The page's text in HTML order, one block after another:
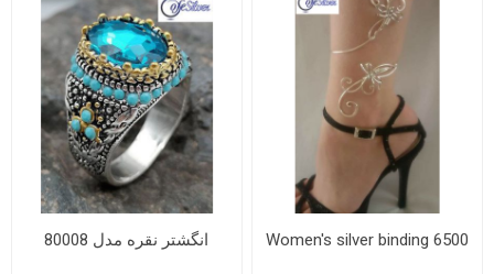
انگشتر نقره مدل 80008 Women's silver binding 6500